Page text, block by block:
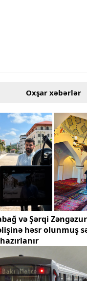
Oxşar xəbərlər
və Şərqi
həsr olunmuş